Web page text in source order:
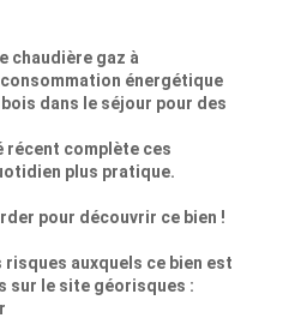
chaudière gaz à
énergétique
dans le séjour pour des
récent complète ces
plus pratique.
pour découvrir ce bien !
auxquels ce bien est
sur le site géorisques :